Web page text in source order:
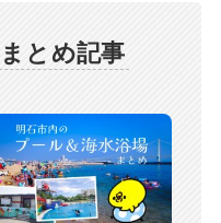
とめ記事